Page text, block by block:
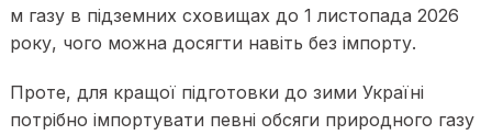
м газу в підземних сховищах до 1 листопада 2026
року, чого можна досягти навіть без імпорту.
Проте, для кращої підготовки до зими Україні
потрібно імпортувати певні обсяги природного газу